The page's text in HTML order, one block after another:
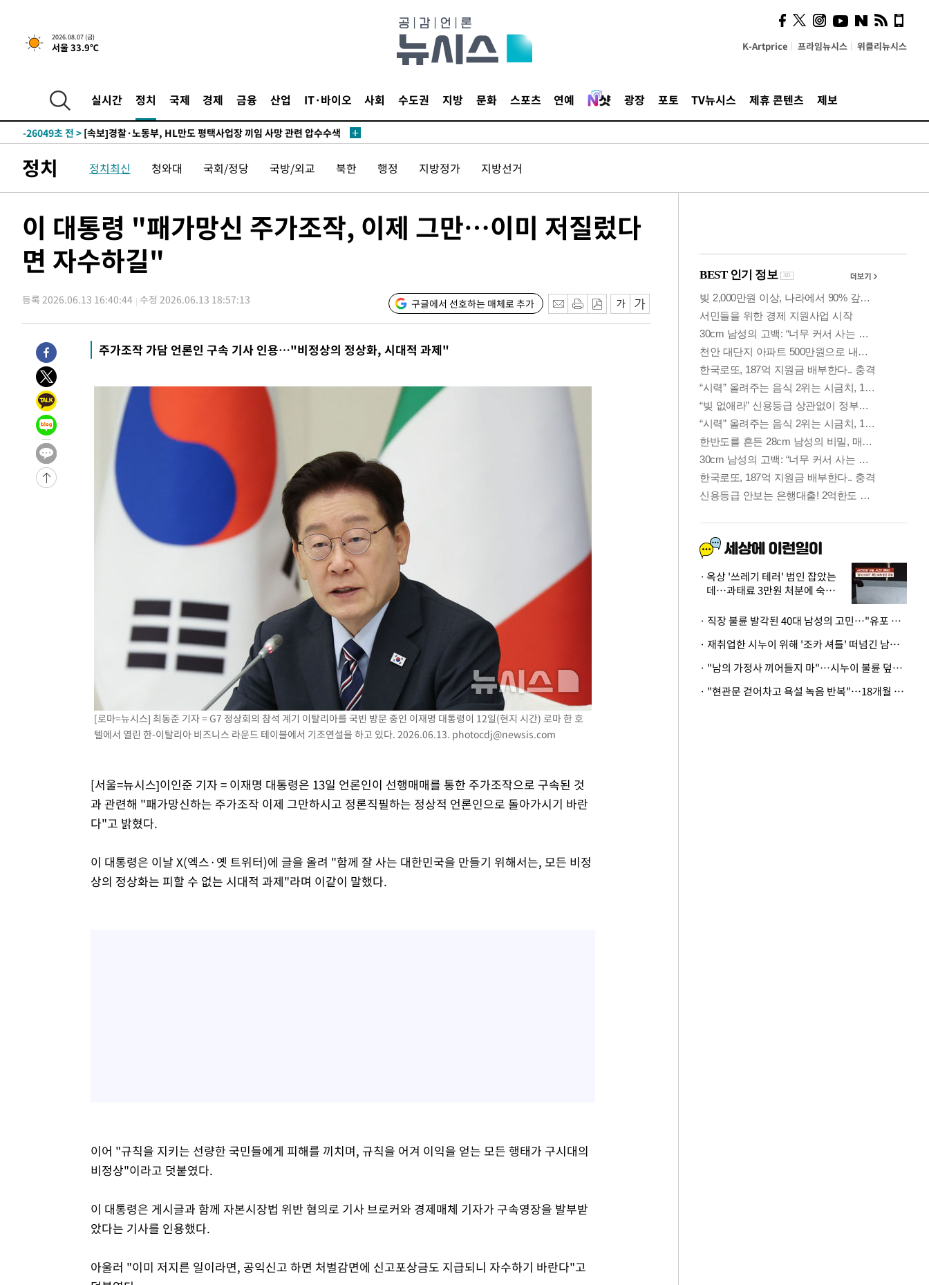
2026.08.07 (금)
서울 33.9℃ K-Artprice 프라임뉴시스 위클리뉴시스
실시간 정치 국제 경제 금융 산업 IT·바이오 사회 수도권 지방 문화 스포츠 연예 광장 포토 TV뉴시스 제휴 콘텐츠 제보
-11428초 전 >[속보] 뉴욕증시, 일제 하락 마감…나스닥 0.06%↓
-28342초 전 >
[속보]'300억원대 사기 혐의' 차가원 대표 구속 송치
-27536초 전 >
-26049초 전 > [속보]경찰·노동부, HL만도 평택사업장 끼임 사망 관련 압수수색
압수수색
-25685초 전 >
[속보]원·달러 환율, 오전 9시 1423.8원
-25481초 전 >[속보]삼성전자·SK하이닉스 동반 강보합…1%대 상승 출발
-25435초 전 >[속보]코스피, 6300선 재탈환…1.09% 오른 6365.07 개장
-22600초 전 >
시리아 다마스쿠스 교외에서 미니버스 폭발.. 14명 부상, 3명은 중
태-21898초 전 >입추에도 극한더위…서울 낮 39도 '폭염중대경보'
례 큰 폭발음
-15577초 전 >[속보]美, 폴리실리콘 수입 규제…파생제품 15% 관세, 120일 후
발효
-13728초 전 >[속보]트럼프, 美 원정출산 금지 행정명령 서명
-11428초 전 >
[속보] 뉴욕증시, 일제 하락 마감…나스닥 0.06%↓
-29092초 전 >
-28342초 전 >
[속보]'300억원대 사기 혐의' 차가원 대표 구속 송치
-27536초 전 >
"미 전국적 살모네라 식중독 원인은 멕시코산 할라피뇨"-- CDC
-26049초 전 >
[속보]경찰·노동부, HL만도 평택사업장 끼임 사망 관련 압수수색
-25930초 전 >
[속보]합수본, '투표율 허위 입력' 중앙·서울·경기도 선관위 등 9곳
압수수색
-25685초 전 >
[속보]원·달러 환율, 오전 9시 1423.8원
-25481초 전 >
[속보]삼성전자·SK하이닉스 동반 강보합…1%대 상승 출발
[속보]코스닥, 5.95포인트(0.74%) 상승한 807.62개장
[속보]코스피, 6300선 재탈환…1.09% 오른 6365.07 개장
시리아 다마스쿠스 교외에서 미니버스 폭발.. 14명 부상, 3명은 중
이란, 호르무즈서 "적국 목표물들"과 대치로 남부 케슘섬에서 두차
[속보]美, 폴리실리콘 수입 규제…파생제품 15% 관세, 120일 후
[속보]트럼프, 美 원정출산 금지 행정명령 서명
[속보] 뉴욕증시, 일제 하락 마감…나스닥 0.06%↓
정치 정치최신 청와대 국회/정당 국방/외교 북한 행정 지방정가 지방선거
이 대통령 "패가망신 주가조작, 이제 그만…이미 저질렀다
면 자수하길"
등록 2026.06.13 16:40:44 수정 2026.06.13 18:57:13 구글에서 선호하는 매체로 추가
주가조작 가담 언론인 구속 기사 인용…"비정상의 정상화, 시대적 과제"
[로마=뉴시스] 최동준 기자 = G7 정상회의 참석 계기 이탈리아를 국빈 방문 중인 이재명 대통령이 12일(현지 시간) 로마 한 호
텔에서 열린 한-이탈리아 비즈니스 라운드 테이블에서 기조연설을 하고 있다. 2026.06.13. photocdj@newsis.com
[서울=뉴시스]이인준 기자 = 이재명 대통령은 13일 언론인이 선행매매를 통한 주가조작으로 구속된 것
과 관련해 "패가망신하는 주가조작 이제 그만하시고 정론직필하는 정상적 언론인으로 돌아가시기 바란
다"고 밝혔다.
이 대통령은 이날 X(엑스·옛 트위터)에 글을 올려 "함께 잘 사는 대한민국을 만들기 위해서는, 모든 비정
상의 정상화는 피할 수 없는 시대적 과제"라며 이같이 말했다.
이어 "규칙을 지키는 선량한 국민들에게 피해를 끼치며, 규칙을 어겨 이익을 얻는 모든 행태가 구시대의
비정상"이라고 덧붙였다.
이 대통령은 게시글과 함께 자본시장법 위반 혐의로 기사 브로커와 경제매체 기자가 구속영장을 발부받
았다는 기사를 인용했다.
아울러 "이미 저지른 일이라면, 공익신고 하면 처벌감면에 신고포상금도 지급되니 자수하기 바란다"고
시, 스마트폰 액세서리에
NFC 더했다
옥상 '쓰레기 테러' 범인 잡았는
데…과태료 3만원 처분에 숙박업
· 직장 불륜 발각된 40대 남성의 고민…"유포 동료 명예훼손·협박죄 고소 가능할까"
· 재취업한 시누이 위해 '조카 셔틀' 떠넘긴 남편…아내 "난 못한다"
· "남의 가정사 끼어들지 마"…시누이 불륜 덮으려는 남편에 억울한 아내
· "현관문 걷어차고 욕설 녹음 반복"…18개월 아기 키우는 집 뒤흔든 '앞집의 비극'